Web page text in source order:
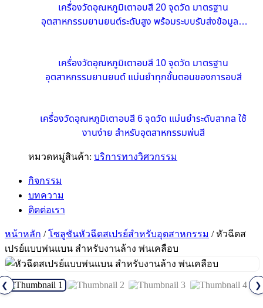
เครื่องวัดอุณหภูมิเตาอบสี 20 จุดวัด มาตรฐาน
อุตสาหกรรมยานยนต์ระดับสูง พร้อมระบบรับส่งข้อมูลไร้
เครื่องวัดอุณหภูมิเตาอบสี 10 จุดวัด มาตรฐาน
อุตสาหกรรมยานยนต์ แม่นยำทุกขั้นตอนของการอบสี
เครื่องวัดอุณหภูมิเตาอบสี 6 จุดวัด แม่นยำระดับสากล ใช้
งานง่าย สำหรับอุตสาหกรรมพ่นสี
หมวดหมู่สินค้า: บริการทางวิศวกรรม
กิจกรรม
บทความ
ติดต่อเรา
หน้าหลัก /โซลูชันหัวฉีดสเปรย์สำหรับอุตสาหกรรม / หัวฉีดส
เปรย์แบบพ่นแบน สำหรับงานล้าง พ่นเคลือบ
❮ ❯